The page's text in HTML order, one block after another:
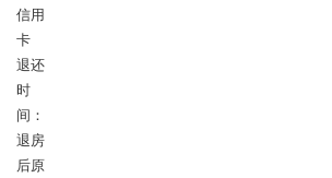
信用
卡
退还
时
间：
退房
后原